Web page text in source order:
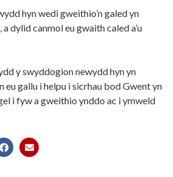
hyn wedi gweithio’n galed yn
dylid canmol eu gwaith caled a’u
y swyddogion newydd hyn yn
eu gallu i helpu i sicrhau bod Gwent yn
i fyw a gweithio ynddo ac i ymweld